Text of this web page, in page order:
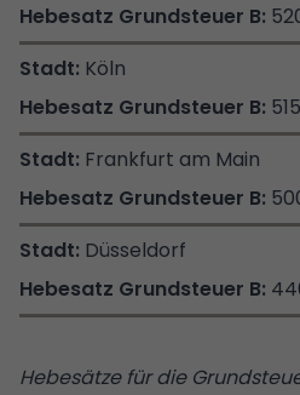
Köln
Frankfurt am Main
Düsseldorf
Hebesätze für die